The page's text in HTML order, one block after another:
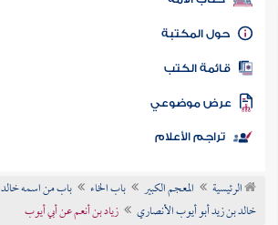
كتاب الأمة
المكتبة
الكتب
موضوعي
تراجم الأعلام
الرئيسية المعجم الكبير باب الخاء
باب من اسمه خالد
خالد بن زيد أبو أيوب الأنصاري
زياد بن أنعم عن أبي أيوب